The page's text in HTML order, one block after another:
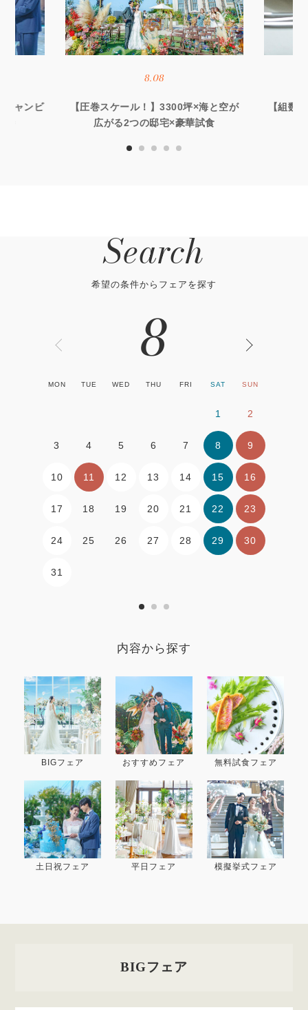
シャンビ
8.08
【圧巻スケール！】3300坪×海と空が
広がる2つの邸宅×豪華試食
【組数
Search
希望の条件からフェアを探す
8
MON TUE WED THU FRI SAT SUN
1 2
3 4 5 6 7 8 9
10 11 12 13 14 15 16
17 18 19 20 21 22 23
24 25 26 27 28 29 30
31
内容から探す
BIGフェア おすすめフェア 無料試食フェア
土日祝フェア 平日フェア 模擬挙式フェア
BIGフェア